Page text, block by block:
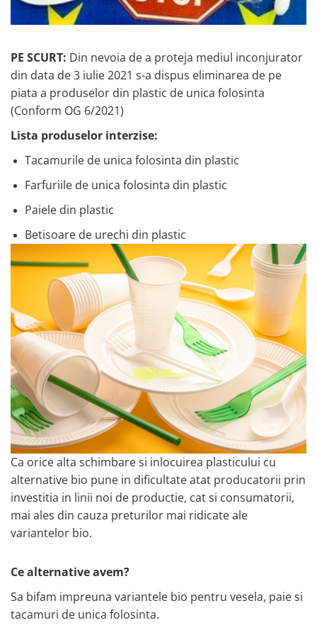
PE SCURT: Din nevoia de a proteja mediul inconjurator
din data de 3 iulie 2021 s-a dispus eliminarea de pe
piata a produselor din plastic de unica folosinta
(Conform OG 6/2021)
Lista produselor interzise:
Tacamurile de unica folosinta din plastic
Farfuriile de unica folosinta din plastic
Paiele din plastic
Betisoare de urechi din plastic
​​​​​​Ca orice alta schimbare si inlocuirea plasticului cu
alternative bio pune in dificultate atat producatorii prin
investitia in linii noi de productie, cat si consumatorii,
mai ales din cauza preturilor mai ridicate ale
variantelor bio.
Ce alternative avem?
Sa bifam impreuna variantele bio pentru vesela, paie si
tacamuri de unica folosinta.